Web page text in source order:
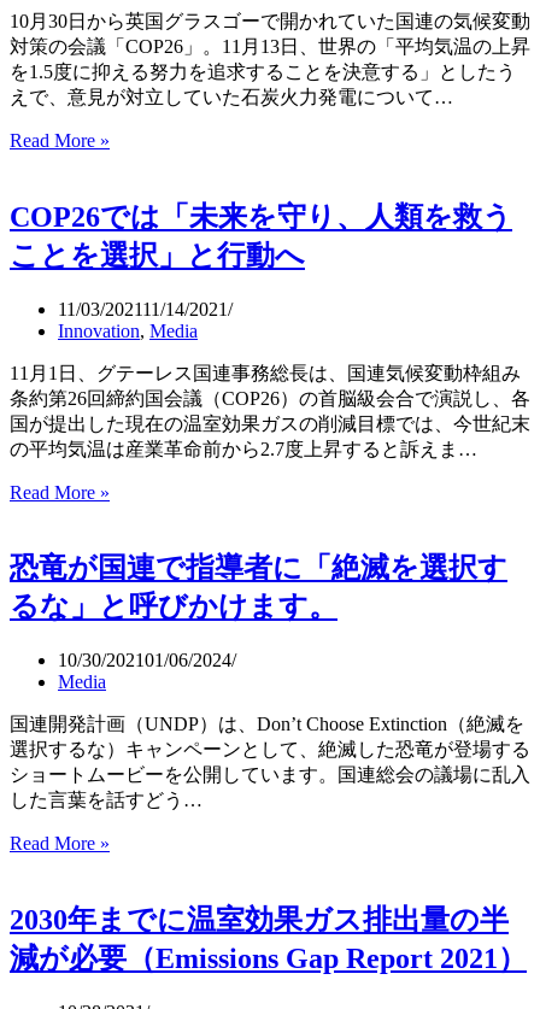
イ
ナ
侵
攻
に
国
際
社
の
反
応
（141
カ
国
非
難）
10月30日から英国グラスゴーで開かれていた国連の気候変動
対策の会議「COP26」。11月13日、世界の「平均気温の上昇
を1.5度に抑える努力を追求することを決意する」としたう
えで、意見が対立していた石炭火力発電について…
Read More »
温
の
上
を
1.5
度
に
抑
え
る
追
求
す
こ
を
決
意
（COP26）
COP26では「未来を守り、人類を救う
ことを選択」と行動へ
11/03/202111/14/2021
Innovation, Media
11月1日、グテーレス国連事務総長は、国連気候変動枠組み
条約第26回締約国会議（COP26）の首脳級会合で演説し、各
国が提出した現在の温室効果ガスの削減目標では、今世紀末
の平均気温は産業革命前から2.7度上昇すると訴えま…
Read More »
「未
来
を
り、
類
を
う
択」
と
行
恐竜が国連で指導者に「絶滅を選択す
るな」と呼びかけます。
10/30/202101/06/2024
Media
国連開発計画（UNDP）は、Don’t Choose Extinction（絶滅を
選択するな）キャンペーンとして、絶滅した恐竜が登場する
ショートムービーを公開しています。国連総会の議場に乱入
した言葉を話すどう…
Read More »
国
連
で
2030年までに温室効果ガス排出量の半
減が必要（Emissions Gap Report 2021）